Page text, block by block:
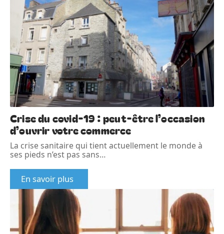
Crise du covid-19 : peut-être l’occasion
d’ouvrir votre commerce
La crise sanitaire qui tient actuellement le monde à
ses pieds n’est pas sans…
En savoir plus